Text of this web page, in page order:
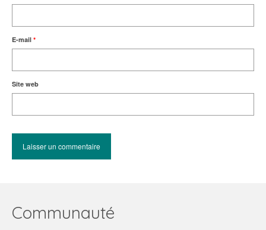
E-mail *
Site web
Communauté